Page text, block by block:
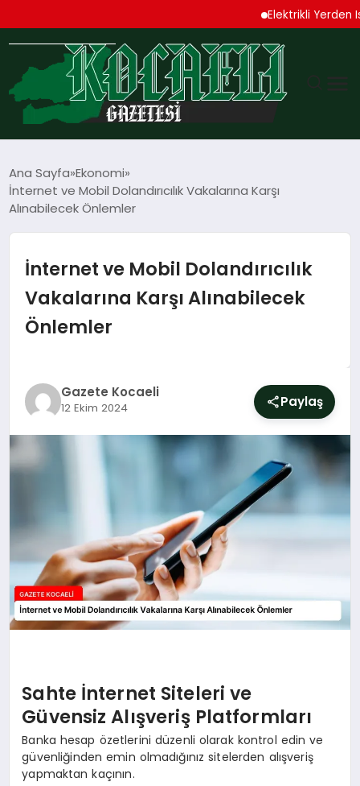
Elektrikli Yerden
TEKNOLOJI
MAGAZIN
YAŞAM
EĞITIM
Ana Sayfa Ekonomi
İnternet ve Mobil Dolandırıcılık Vakalarına Karşı
Alınabilecek Önlemler
İnternet ve Mobil Dolandırıcılık
Vakalarına Karşı Alınabilecek
Önlemler
Gazete Kocaeli
12 Ekim 2024 Paylaş
Sahte İnternet Siteleri ve
Güvensiz Alışveriş Platformları
Banka hesap özetlerini düzenli olarak kontrol edin ve
güvenliğinden emin olmadığınız sitelerden alışveriş
yapmaktan kaçının.